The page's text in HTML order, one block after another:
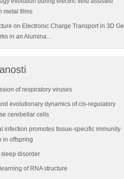
metal films
on Electronic Charge Transport in 3D Ge
in an Alumina...
of respiratory viruses
evolutionary dynamics of cis-regulatory
cerebellar cells
infection promotes tissue-specific immunity
in offspring
disorder
of RNA structure